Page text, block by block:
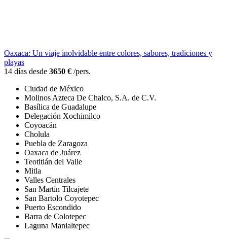
Oaxaca: Un viaje inolvidable entre colores, sabores, tradiciones y
playas
14 días desde 3650 € /pers.
Ciudad de México
Molinos Azteca De Chalco, S.A. de C.V.
Basílica de Guadalupe
Delegación Xochimilco
Coyoacán
Cholula
Puebla de Zaragoza
Oaxaca de Juárez
Teotitlán del Valle
Mitla
Valles Centrales
San Martín Tilcajete
San Bartolo Coyotepec
Puerto Escondido
Barra de Colotepec
Laguna Manialtepec